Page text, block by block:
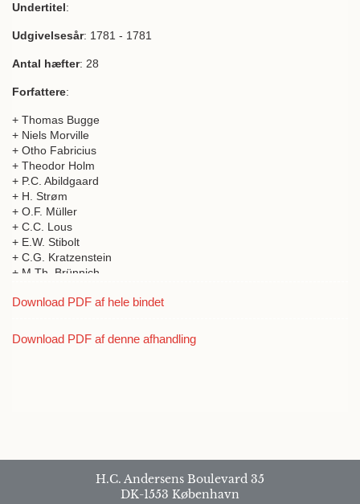
Undertitel:
Udgivelsesår: 1781 - 1781
Antal hæfter: 28
Forfattere:
+ Thomas Bugge
+ Niels Morville
+ Otho Fabricius
+ Theodor Holm
+ P.C. Abildgaard
+ H. Strøm
+ O.F. Müller
+ C.C. Lous
+ E.W. Stibolt
+ C.G. Kratzenstein
+ M.Th. Brünnich
+ P.F. Suhm
+ Christian Friderich Temler
Download PDF af hele bindet
Download PDF af denne afhandling
H.C. Andersens Boulevard 35
DK-1553 København